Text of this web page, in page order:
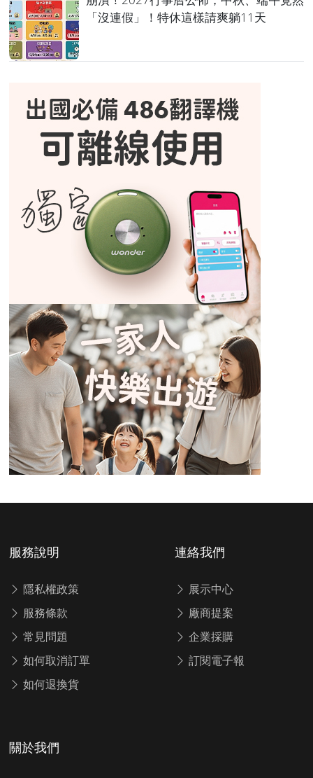
「沒連假」！特休這樣請爽躺11天
服務說明
隱私權政策
服務條款
常見問題
如何取消訂單
如何退換貨
連絡我們
展示中心
廠商提案
企業採購
訂閱電子報
關於我們